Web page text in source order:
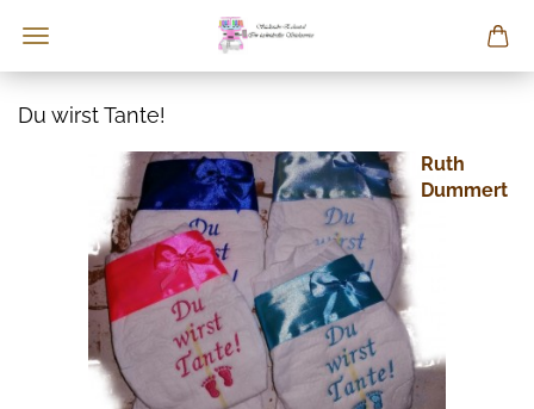
Du wirst Tante!
Ruth
Dummert